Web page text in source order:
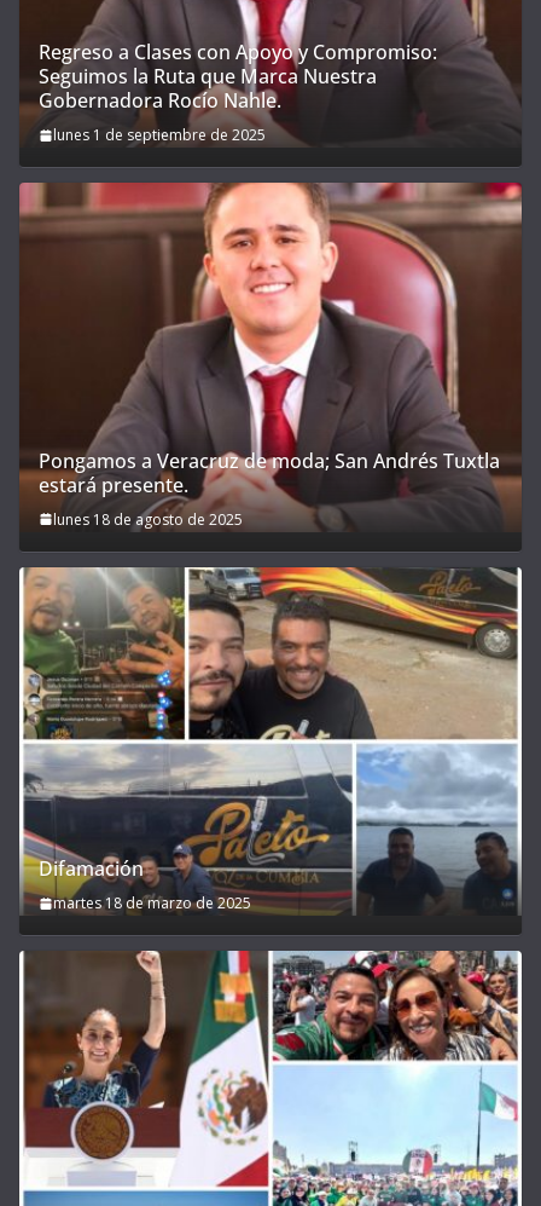
Regreso a Clases con Apoyo y Compromiso:
Seguimos la Ruta que Marca Nuestra
Gobernadora Rocío Nahle.
lunes 1 de septiembre de 2025
Pongamos a Veracruz de moda; San Andrés Tuxtla
estará presente.
lunes 18 de agosto de 2025
Difamación
martes 18 de marzo de 2025